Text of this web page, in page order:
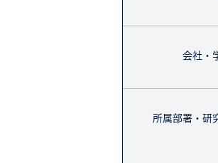
会社・
所属部署・研